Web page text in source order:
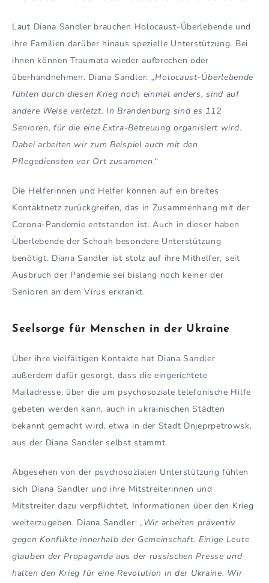
Laut Diana Sandler brauchen Holocaust-Überlebende und
ihre Familien darüber hinaus spezielle Unterstützung. Bei
ihnen können Traumata wieder aufbrechen oder
überhandnehmen. Diana Sandler: „Holocaust-Überlebende
fühlen durch diesen Krieg noch einmal anders, sind auf
andere Weise verletzt. In Brandenburg sind es 112
Senioren, für die eine Extra-Betreuung organisiert wird.
Dabei arbeiten wir zum Beispiel auch mit den
Pflegediensten vor Ort zusammen.“
Die Helferinnen und Helfer können auf ein breites
Kontaktnetz zurückgreifen, das in Zusammenhang mit der
Corona-Pandemie entstanden ist. Auch in dieser haben
Überlebende der Schoah besondere Unterstützung
benötigt. Diana Sandler ist stolz auf ihre Mithelfer, seit
Ausbruch der Pandemie sei bislang noch keiner der
Senioren an dem Virus erkrankt.
Seelsorge für Menschen in der Ukraine
Über ihre vielfältigen Kontakte hat Diana Sandler
außerdem dafür gesorgt, dass die eingerichtete
Mailadresse, über die um psychosoziale telefonische Hilfe
gebeten werden kann, auch in ukrainischen Städten
bekannt gemacht wird, etwa in der Stadt Dnjeprpetrowsk,
aus der Diana Sandler selbst stammt.
Abgesehen von der psychosozialen Unterstützung fühlen
sich Diana Sandler und ihre Mitstreiterinnen und
Mitstreiter dazu verpflichtet, Informationen über den Krieg
weiterzugeben. Diana Sandler: „Wir arbeiten präventiv
gegen Konflikte innerhalb der Gemeinschaft. Einige Leute
glauben der Propaganda aus der russischen Presse und
halten den Krieg für eine Revolution in der Ukraine. Wir